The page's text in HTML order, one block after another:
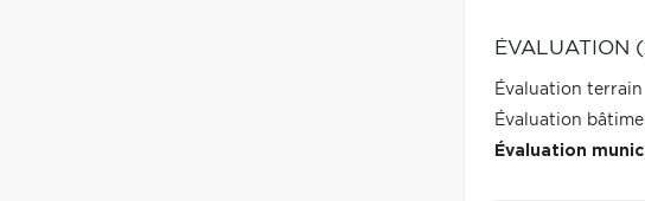
ÉVALUATION
Évaluation terrain
Évaluation
Évaluation